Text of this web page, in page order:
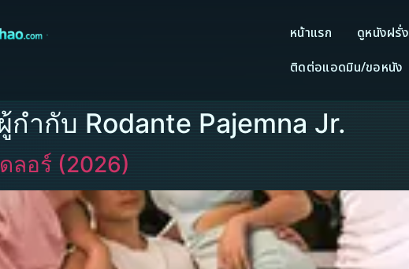
หน้าแรก ดูหนังฝรั่ง
ติดต่อแอดมิน/ขอหนัง
กำกับ Rodante Pajemna Jr.
ลอร์ (2026)